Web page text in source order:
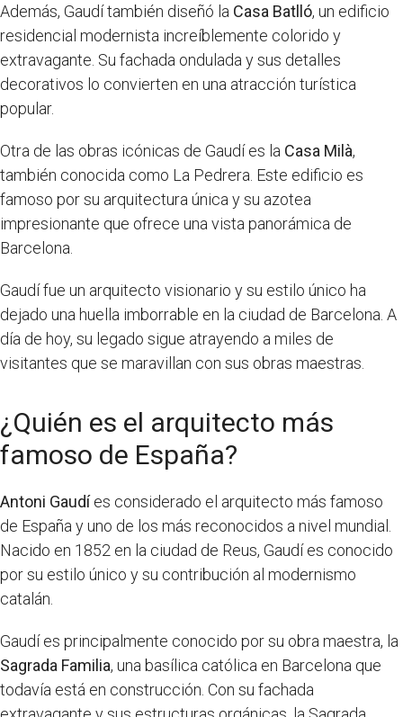
Además, Gaudí también diseñó la Casa Batlló, un edificio
residencial modernista increíblemente colorido y
extravagante. Su fachada ondulada y sus detalles
decorativos lo convierten en una atracción turística
popular.
Otra de las obras icónicas de Gaudí es la Casa Milà,
también conocida como La Pedrera. Este edificio es
famoso por su arquitectura única y su azotea
impresionante que ofrece una vista panorámica de
Barcelona.
Gaudí fue un arquitecto visionario y su estilo único ha
dejado una huella imborrable en la ciudad de Barcelona. A
día de hoy, su legado sigue atrayendo a miles de
visitantes que se maravillan con sus obras maestras.
¿Quién es el arquitecto más
famoso de España?
Antoni Gaudíes considerado el arquitecto más famoso
de España y uno de los más reconocidos a nivel mundial.
Nacido en 1852 en la ciudad de Reus, Gaudí es conocido
por su estilo único y su contribución al modernismo
catalán.
Gaudí es principalmente conocido por su obra maestra, la
Sagrada Familia, una basílica católica en Barcelona que
todavía está en construcción. Con su fachada